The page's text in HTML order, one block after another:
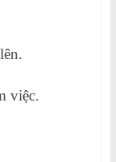
việc.